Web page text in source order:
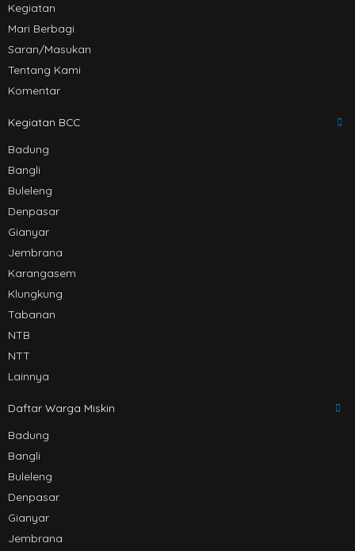
Kegiatan
Mari Berbagi
Saran/Masukan
Tentang Kami
Komentar
Kegiatan BCC
Badung
Bangli
Buleleng
Denpasar
Gianyar
Jembrana
Karangasem
Klungkung
Tabanan
NTB
NTT
Lainnya
Daftar Warga Miskin
Badung
Bangli
Buleleng
Denpasar
Gianyar
Jembrana